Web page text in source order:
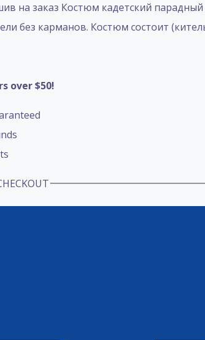
на заказ Костюм кадетский
без карманов. Костюм состоит
over $50!